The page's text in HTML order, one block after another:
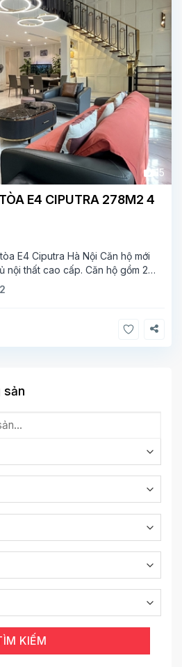
15
E4 CIPUTRA 278M2 4
E4 Ciputra Hà Nội Căn hộ mới
nội thất cao cấp. Căn hộ gồm 2
gồm phòng khách, phòng ăn,
sản
KIẾM